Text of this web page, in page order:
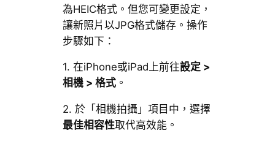
為HEIC格式。但您可變更設定，
讓新照片以JPG格式儲存。操作
步驟如下：
1. 在iPhone或iPad上前往設定 >
相機 > 格式。
2. 於「相機拍攝」項目中，選擇
最佳相容性取代高效能。